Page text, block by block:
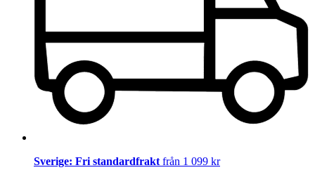
Sverige: Fri standardfrakt från 1 099 kr